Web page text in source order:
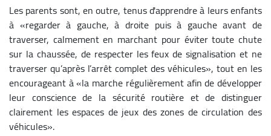
Les parents sont, en outre, tenus d'apprendre à leurs enfants
à «regarder à gauche, à droite puis à gauche avant de
traverser, calmement en marchant pour éviter toute chute
sur la chaussée, de respecter les feux de signalisation et ne
traverser qu’après l’arrêt complet des véhicules», tout en les
encourageant à «la marche régulièrement afin de développer
leur conscience de la sécurité routière et de distinguer
clairement les espaces de jeux des zones de circulation des
véhicules».